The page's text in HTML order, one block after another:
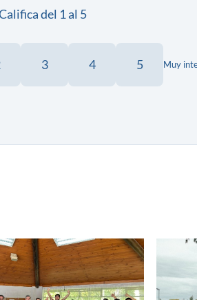
del 1 al 5
3 4 5 Muy